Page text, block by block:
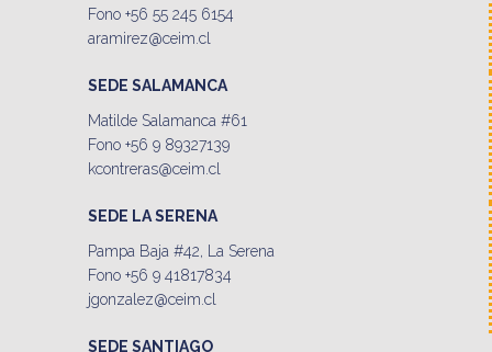
Fono +56 55 245 6154
aramirez@ceim.cl
SEDE SALAMANCA
Matilde Salamanca #61
Fono +56 9 89327139
kcontreras@ceim.cl
SEDE LA SERENA
Pampa Baja #42, La Serena
Fono +56 9 41817834
jgonzalez@ceim.cl
SEDE SANTIAGO